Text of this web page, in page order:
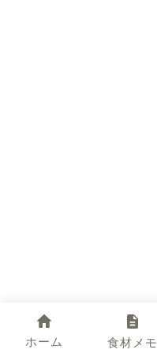
ホーム 食材メモ